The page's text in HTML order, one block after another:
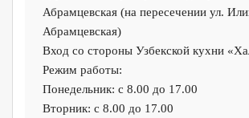
Абрамцевская (на пересечении ул.
Абрамцевская)
Вход со стороны Узбекской кухни
Режим работы:
Понедельник: с 8.00 до 17.00
Вторник: с 8.00 до 17.00